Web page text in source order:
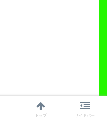
トップ サイドバー